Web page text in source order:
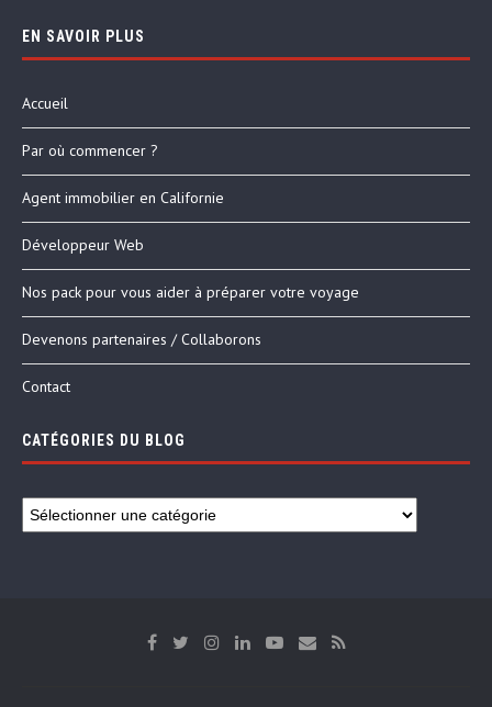
EN SAVOIR PLUS
Accueil
Par où commencer ?
Agent immobilier en Californie
Développeur Web
Nos pack pour vous aider à préparer votre voyage
Devenons partenaires / Collaborons
Contact
CATÉGORIES DU BLOG